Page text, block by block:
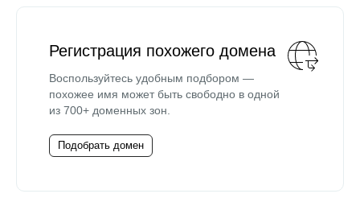
Регистрация похожего домена
Воспользуйтесь удобным подбором —
похожее имя может быть свободно в одной
из 700+ доменных зон.
Подобрать домен